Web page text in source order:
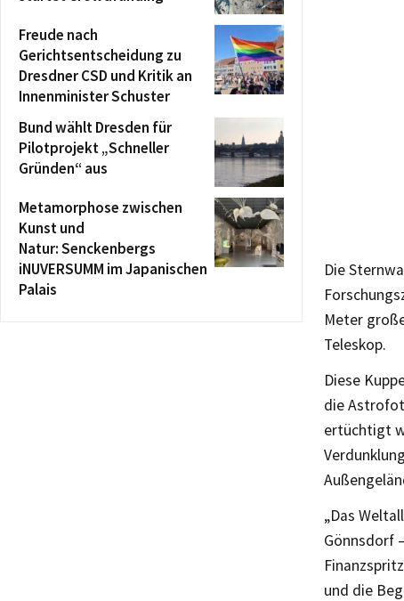
Die
Meter
Teleskop.
Diese
die
ertüchtigt
„Das
Gönnsdorf
und die
Freude nach
Gerichtsentscheidung zu
Dresdner CSD und Kritik an
Innenminister Schuster
Bund wählt Dresden für
Pilotprojekt „Schneller
Gründen“ aus
Metamorphose zwischen
Kunst und
Natur: Senckenbergs
iNUVERSUMM im Japanischen
Palais